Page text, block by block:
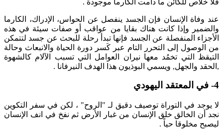
عند وفاة الإنسان فإن الجسد ينفصل عن الحواس، الإدراك، الكارما
والضمير وإذا كانت هناك بقايا من عواقب أو صفات سيئة في هذه
الأجزاء المنفصلة عن الجسد فإنها تبدأ رحلة للبحث عن جسد لتتمكن
من الوصول إلى التحرر التام عبر كَسر دورة الحياة والانبعاث وحالة
التيقظ التي تخمُد معها نيران العوامل التي تسبب الآلام كالشهوة
,الحقد والجهل, ويسمي البوذيون هذا الهدف النيرفانا .
4- في المعتقد اليهودي
لا يوجد في التوراة توصيف دقيق لـ "الروح" ، لكن في سفر التكوين
نجد أن الخالق خلق الإنسان من غبار الأرض ثم نفخ في انف الإنسان
ليصبح مخلوقا حياً .